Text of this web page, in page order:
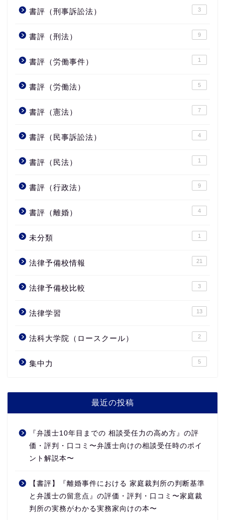
書評（刑事訴訟法） 3
書評（刑法） 9
書評（労働事件） 1
書評（労働法） 5
書評（憲法） 7
書評（民事訴訟法） 4
書評（民法） 1
書評（行政法） 9
書評（離婚） 4
未分類 1
法律予備校情報 21
法律予備校比較 3
法律学習 13
法科大学院（ロースクール） 2
集中力 5
最近の投稿
『弁護士10年目までの 相談受任力の高め方』の評
価・評判・口コミ〜弁護士向けの相談受任時のポイ
ント解説本〜
【書評】『離婚事件における 家庭裁判所の判断基準
と弁護士の留意点』の評価・評判・口コミ〜家庭裁
判所の実務がわかる実務家向けの本〜